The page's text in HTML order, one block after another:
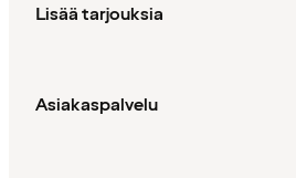
Lisää tarjouksia
Asiakaspalvelu